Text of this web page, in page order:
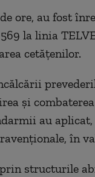
ore, au fost
la linia
cetățenilor.
și
au aplicat,
în
prin structurile